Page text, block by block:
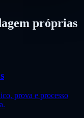
próprias
prova e processo